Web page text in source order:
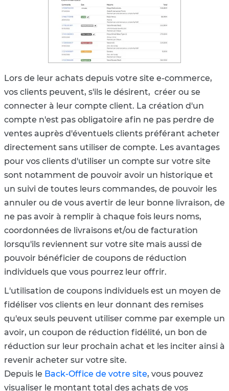
Lors de leur achats depuis votre site e-commerce,
vos clients peuvent, s'ils le désirent, créer ou se
connecter à leur compte client. La création d'un
compte n'est pas obligatoire afin ne pas perdre de
ventes auprès d'éventuels clients préférant acheter
directement sans utiliser de compte. Les avantages
pour vos clients d'utiliser un compte sur votre site
sont notamment de pouvoir avoir un historique et
un suivi de toutes leurs commandes, de pouvoir les
annuler ou de vous avertir de leur bonne livraison, de
ne pas avoir à remplir à chaque fois leurs noms,
coordonnées de livraisons et/ou de facturation
lorsqu'ils reviennent sur votre site mais aussi de
pouvoir bénéficier de coupons de réduction
individuels que vous pourrez leur offrir.
L'utilisation de coupons individuels est un moyen de
fidéliser vos clients en leur donnant des remises
qu'eux seuls peuvent utiliser comme par exemple un
avoir, un coupon de réduction fidélité, un bon de
réduction sur leur prochain achat et les inciter ainsi à
revenir acheter sur votre site.
Depuis le Back-Office de votre site, vous pouvez
visualiser le montant total des achats de vos